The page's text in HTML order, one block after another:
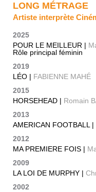
LONG MÉTRAGE
Artiste interprète
2025
POUR LE MEILLEUR |
Rôle principal féminin
2019
LÉO | FABIENNE MAHÉ
2015
HORSEHEAD | Romain
2013
AMERICAN FOOTBALL |
2012
MA PREMIERE FOIS |
2009
LA LOI DE MURPHY |
2002